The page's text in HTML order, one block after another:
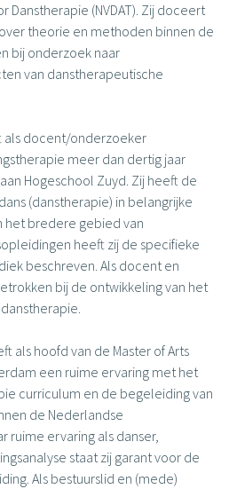
Danstherapie (NVDAT). Zij doceert
theorie en methoden binnen de
bij onderzoek naar
van danstherapeutische
als docent/onderzoeker
meer dan dertig jaar
Hogeschool Zuyd. Zij heeft de
(danstherapie) in belangrijke
het bredere gebied van
heeft zij de specifieke
beschreven. Als docent en
bij de ontwikkeling van het
als hoofd van de Master of Arts
een ruime ervaring met het
curriculum en de begeleiding van
de Nederlandse
ruime ervaring als danser,
staat zij garant voor de
Als bestuurslid en (mede)